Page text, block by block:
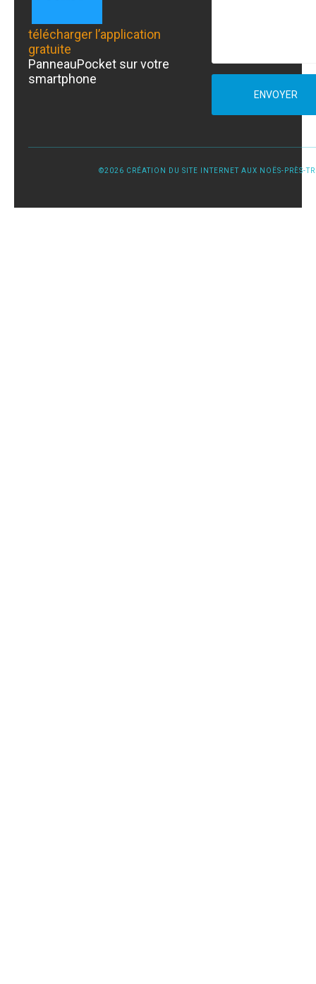
télécharger l’application
gratuite
PanneauPocket sur votre
smartphone
ENVOYER
©2026 CRÉATION DU SITE INTERNET AUX NOËS-PRÈS-